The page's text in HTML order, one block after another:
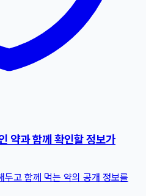
약과 함께 확인할 정보가
고 함께 먹는 약의 공개 정보를